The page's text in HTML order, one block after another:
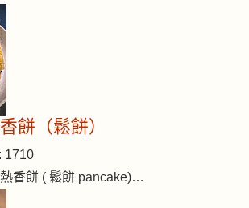
餅（鬆餅）
1710
香餅 ( 鬆餅 pancake)…